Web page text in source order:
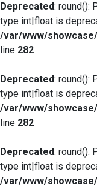
Deprecated: round():
type int|float is
/var/www/
line 282
Deprecated: round():
type int|float is
/var/www/
line 282
Deprecated: round():
type int|float is
/var/www/